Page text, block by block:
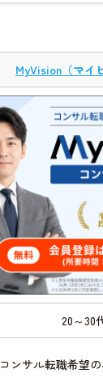
MyVision（マイ
20～30
コンサル転職希望